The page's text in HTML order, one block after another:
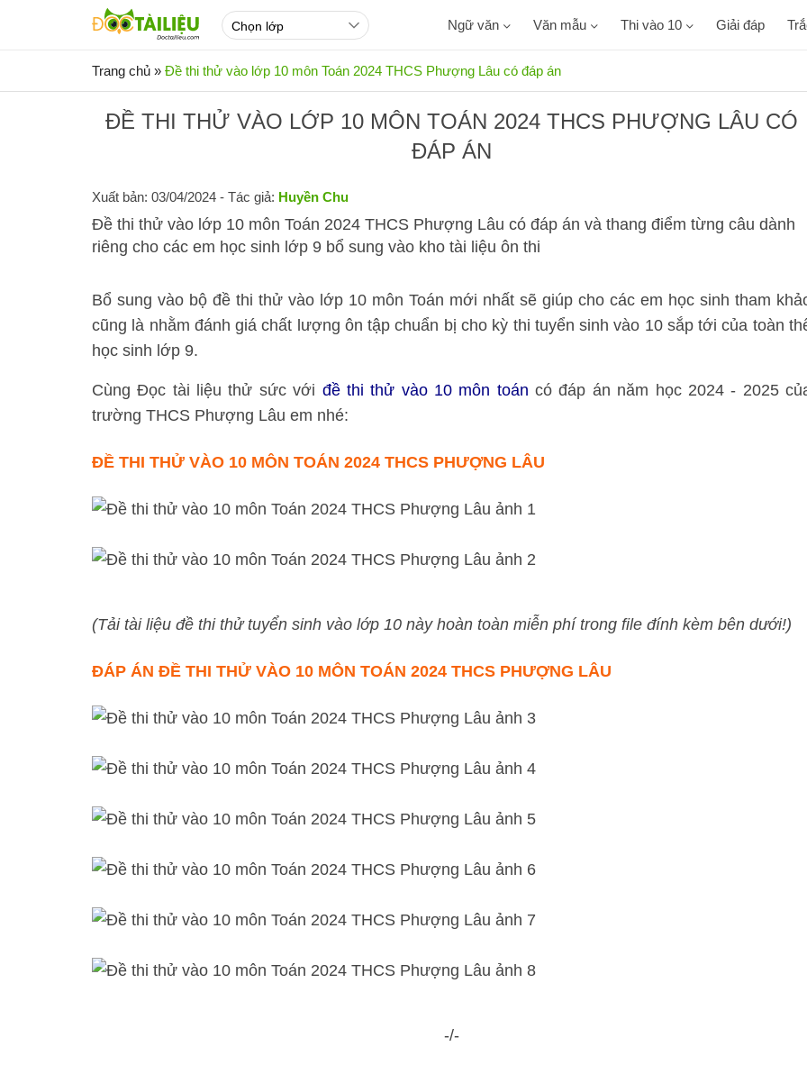
Ngữ văn Văn mẫu Thi vào 10 Giải đáp
Trang chủ » Đề thi thử vào lớp 10 môn Toán 2024 THCS Phượng Lâu có đáp án
ĐỀ THI THỬ VÀO LỚP 10 MÔN TOÁN 2024 THCS PHƯỢNG LÂU CÓ
ĐÁP ÁN
Xuất bản: 03/04/2024 - Tác giả: Huyền Chu
Đề thi thử vào lớp 10 môn Toán 2024 THCS Phượng Lâu có đáp án và thang điểm từng câu dành
riêng cho các em học sinh lớp 9 bổ sung vào kho tài liệu ôn thi
Bổ sung vào bộ đề thi thử vào lớp 10 môn Toán mới nhất sẽ giúp cho các em học sinh tham
cũng là nhằm đánh giá chất lượng ôn tập chuẩn bị cho kỳ thi tuyển sinh vào 10 sắp tới của toàn
học sinh lớp 9.
Cùng Đọc tài liệu thử sức với đề thi thử vào 10 môn toán có đáp án năm học 2024 - 2025
trường THCS Phượng Lâu em nhé:
ĐỀ THI THỬ VÀO 10 MÔN TOÁN 2024 THCS PHƯỢNG LÂU
(Tải tài liệu đề thi thử tuyển sinh vào lớp 10 này hoàn toàn miễn phí trong file đính kèm bên dưới!)
ĐÁP ÁN ĐỀ THI THỬ VÀO 10 MÔN TOÁN 2024 THCS PHƯỢNG LÂU
-/-